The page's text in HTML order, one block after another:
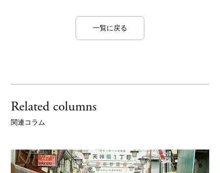
一覧に戻る
Related columns
関連コラム